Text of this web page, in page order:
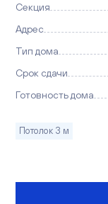
Секция
Адрес
Тип дома
Срок сдачи
Готовность дома
Потолок 3 м